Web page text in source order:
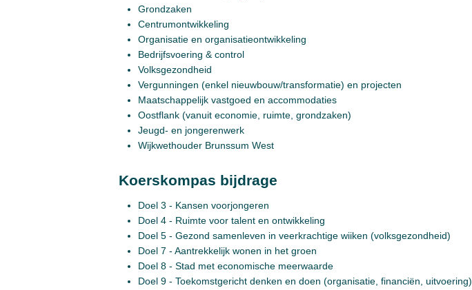
Grondzaken
Centrumontwikkeling
Organisatie en organisatieontwikkeling
Bedrijfsvoering & control
Volksgezondheid
Vergunningen (enkel nieuwbouw/transformatie) en projecten
Maatschappelijk vastgoed en accommodaties
Oostflank (vanuit economie, ruimte, grondzaken)
Jeugd- en jongerenwerk
Wijkwethouder Brunssum West
Koerskompas bijdrage
Doel 3 - Kansen voorjongeren
Doel 4 - Ruimte voor talent en ontwikkeling
Doel 5 - Gezond samenleven in veerkrachtige wiiken (volksgezondheid)
Doel 7 - Aantrekkelijk wonen in het groen
Doel 8 - Stad met economische meerwaarde
Doel 9 - Toekomstgericht denken en doen (organisatie, financiën, uitvoering)